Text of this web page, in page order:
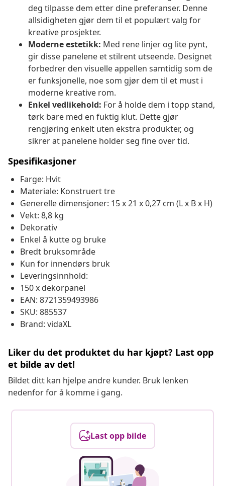
deg tilpasse dem etter dine preferanser. Denne
allsidigheten gjør dem til et populært valg for
kreative prosjekter.
Moderne estetikk: Med rene linjer og lite pynt,
gir disse panelene et stilrent utseende. Designet
forbedrer den visuelle appellen samtidig som de
er funksjonelle, noe som gjør dem til et must i
moderne kreative rom.
Enkel vedlikehold: For å holde dem i topp stand,
tørk bare med en fuktig klut. Dette gjør
rengjøring enkelt uten ekstra produkter, og
sikrer at panelene holder seg fine over tid.
Spesifikasjoner
Farge: Hvit
Materiale: Konstruert tre
Generelle dimensjoner: 15 x 21 x 0,27 cm (L x B x H)
Vekt: 8,8 kg
Dekorativ
Enkel å kutte og bruke
Bredt bruksområde
Kun for innendørs bruk
Leveringsinnhold:
150 x dekorpanel
EAN: 8721359493986
SKU: 885537
Brand: vidaXL
Liker du det produktet du har kjøpt? Last opp
et bilde av det!
Bildet ditt kan hjelpe andre kunder. Bruk lenken
nedenfor for å komme i gang.
Last opp bilde